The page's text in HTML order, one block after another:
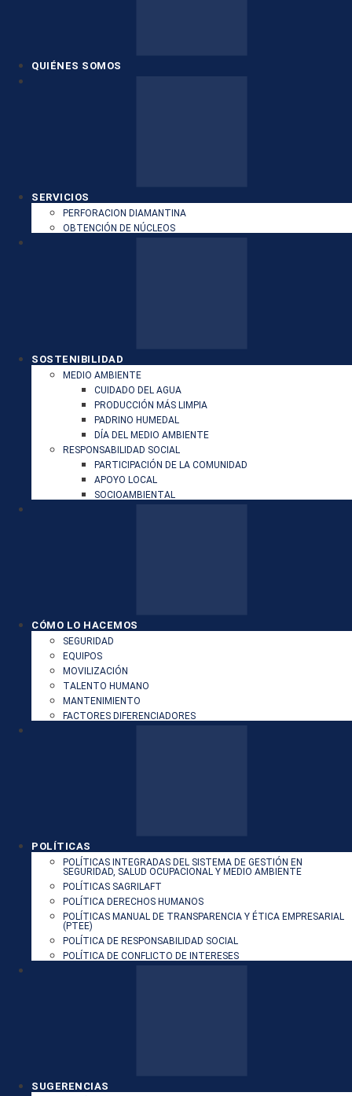
QUIÉNES SOMOS
SERVICIOS
PERFORACION DIAMANTINA
OBTENCIÓN DE NÚCLEOS
SOSTENIBILIDAD
MEDIO AMBIENTE
CUIDADO DEL AGUA
PRODUCCIÓN MÁS LIMPIA
PADRINO HUMEDAL
DÍA DEL MEDIO AMBIENTE
RESPONSABILIDAD SOCIAL
PARTICIPACIÓN DE LA COMUNIDAD
APOYO LOCAL
SOCIOAMBIENTAL
CÓMO LO HACEMOS
SEGURIDAD
EQUIPOS
MOVILIZACIÓN
TALENTO HUMANO
MANTENIMIENTO
FACTORES DIFERENCIADORES
POLÍTICAS
POLÍTICAS INTEGRADAS DEL SISTEMA DE GESTIÓN EN
SEGURIDAD, SALUD OCUPACIONAL Y MEDIO AMBIENTE
POLÍTICAS SAGRILAFT
POLÍTICA DERECHOS HUMANOS
POLÍTICAS MANUAL DE TRANSPARENCIA Y ÉTICA EMPRESARIAL
(PTEE)
POLÍTICA DE RESPONSABILIDAD SOCIAL
POLÍTICA DE CONFLICTO DE INTERESES
SUGERENCIAS